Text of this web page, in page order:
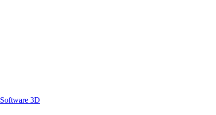
Software 3D